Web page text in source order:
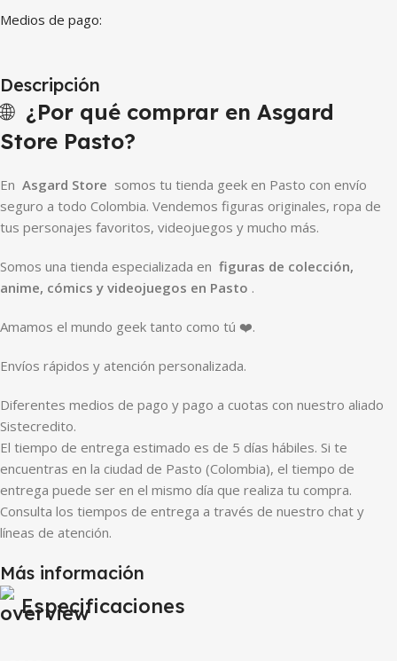
Medios de pago:
Descripción
🌐 ¿Por qué comprar en Asgard
Store Pasto?
En Asgard Store somos tu tienda geek en Pasto con envío
seguro a todo Colombia. Vendemos figuras originales, ropa de
tus personajes favoritos, videojuegos y mucho más.
Somos una tienda especializada en figuras de colección,
anime, cómics y videojuegos en Pasto .
Amamos el mundo geek tanto como tú ❤️.
Envíos rápidos y atención personalizada.
Diferentes medios de pago y pago a cuotas con nuestro aliado
Sistecredito.
El tiempo de entrega estimado es de 5 días hábiles. Si te
encuentras en la ciudad de Pasto (Colombia), el tiempo de
entrega puede ser en el mismo día que realiza tu compra.
Consulta los tiempos de entrega a través de nuestro chat y
líneas de atención.
Más información
Especificaciones